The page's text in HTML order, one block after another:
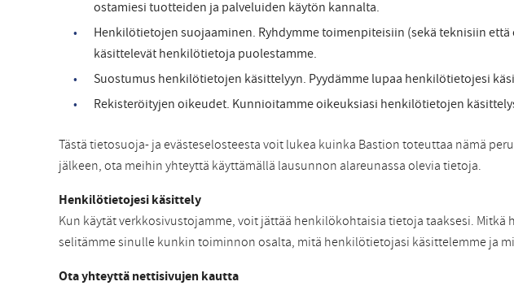
ostamiesi tuotteiden ja palveluiden käytön kannalta.
Henkilötietojen suojaaminen. Ryhdymme toimenpiteisiin (sekä teknisiin
käsittelevät henkilötietoja puolestamme.
Suostumus henkilötietojen käsittelyyn. Pyydämme lupaa henkilötietojesi
Rekisteröityjen oikeudet. Kunnioitamme oikeuksiasi henkilötietojen
Tästä tietosuoja- ja evästeselosteesta voit lukea kuinka Bastion toteuttaa nämä
jälkeen, ota meihin yhteyttä käyttämällä lausunnon alareunassa olevia tietoja.
Henkilötietojesi käsittely
Kun käytät verkkosivustojamme, voit jättää henkilökohtaisia tietoja taaksesi.
selitämme sinulle kunkin toiminnon osalta, mitä henkilötietojasi käsittelemme ja
Ota yhteyttä nettisivujen kautta